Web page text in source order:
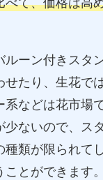
べて、価格は高
ルーン付きスタ
せたり、生花で
系などは花市場
少ないので、ス
類が限られて
とができます。